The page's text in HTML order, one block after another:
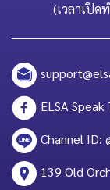
(เวลาเปิด
ELSA Speak
Channel ID:
139 Old